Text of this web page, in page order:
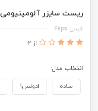
ریست سایزر آلومینیومی Wrisitirciser
فپس Feps
از 2
انتخاب مدل:
ساده ادونس1